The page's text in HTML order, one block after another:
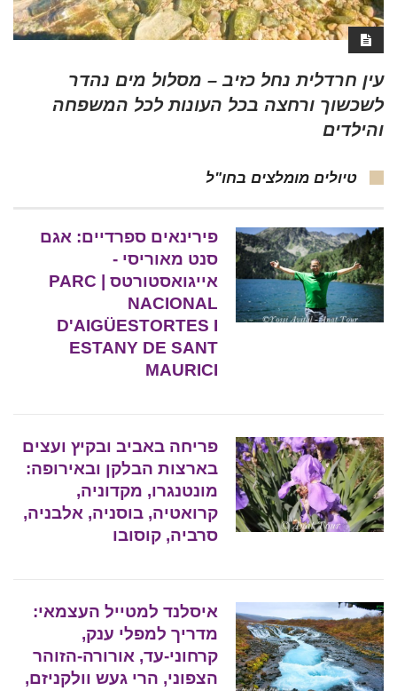
עין חרדלית נחל כזיב – מסלול מים נהדר
לשכשוך ורחצה בכל העונות לכל המשפחה
והילדים
טיולים מומלצים בחו"ל
פירינאים ספרדיים: אגם
סנט מאוריסי -
אייגואסטורטס | PARC
NACIONAL
D'AIGÜESTORTES I
ESTANY DE SANT
MAURICI
פריחה באביב ובקיץ ועצים
בארצות הבלקן ובאירופה:
מונטנגרו, מקדוניה,
קרואטיה, בוסניה, אלבניה,
סרביה, קוסובו
איסלנד למטייל העצמאי:
מדריך למפלי ענק,
קרחוני-עד, אורורה-הזוהר
הצפוני, הרי געש וולקניזם,